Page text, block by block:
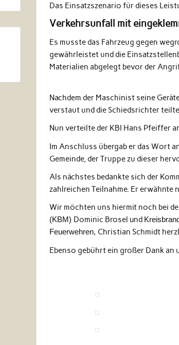
Das Einsatzszenario für dieses
Verkehrsunfall mit
Es musste das Fahrzeug gegen
gewährleistet und die
Materialien abgelegt bevor der
Nachdem der Maschinist seine
verstaut und die Schiedsrichter
Nun verteilte der KBI Hans Pfeiffer
Im Anschluss übergab er das Wort
Gemeinde, der Truppe zu dieser
Als nächstes bedankte sich der
zahlreichen Teilnahme. Er
Wir möchten uns hiermit noch bei
(KBM) Dominic Brosel und
Feuerwehren, Christian Schmidt
Ebenso gebührt ein großer Dank an